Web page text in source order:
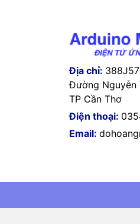
Địa chỉ:
Đường Nguyễn
TP Cần Thơ
Điện thoại:
Email: